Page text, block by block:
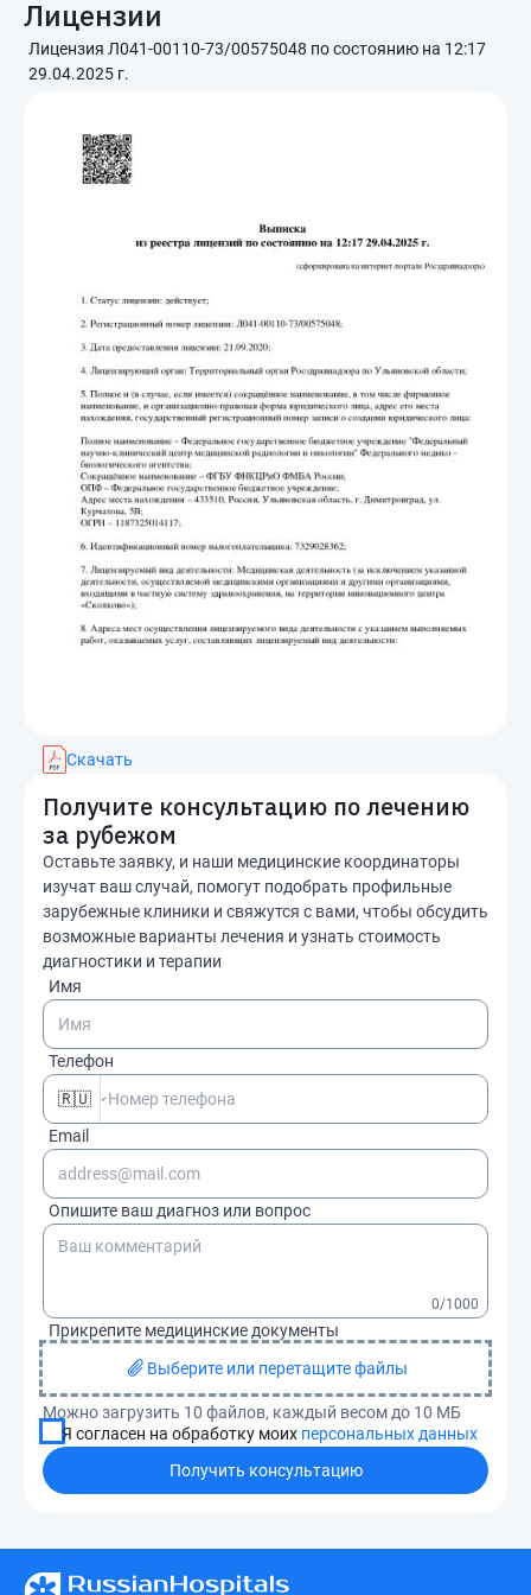
Лицензии
Лицензия Л041-00110-73/00575048 по состоянию на 12:17
29.04.2025 г.
Скачать
Получите консультацию по лечению
за рубежом
Оставьте заявку, и наши медицинские координаторы
изучат ваш случай, помогут подобрать профильные
зарубежные клиники и свяжутся с вами, чтобы обсудить
возможные варианты лечения и узнать стоимость
диагностики и терапии
Имя
Телефон
🇷🇺
Email
Опишите ваш диагноз или вопрос
0/1000
Прикрепите медицинские документы
Выберите или перетащите файлы
Можно загрузить 10 файлов, каждый весом до 10 МБ
Я согласен на обработку моих персональных данных
Получить консультацию